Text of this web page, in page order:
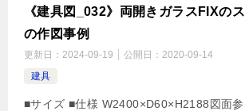
《建具図_032》両開きガラスFIXの
の作図事例
更新日： 2024-09-19 公開日： 2020-09-14
建具
■サイズ ■仕様 W2400×D60×H2188図面参